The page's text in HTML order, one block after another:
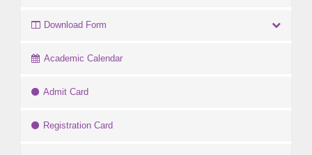
Download Form
Academic Calendar
Admit Card
Registration Card